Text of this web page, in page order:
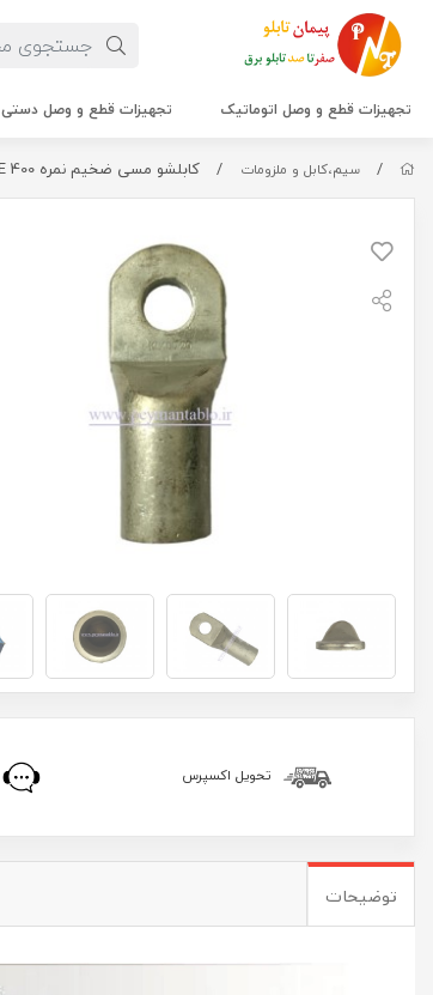
تجهیزات قطع و وصل اتوماتیک تجهیزات قطع و وصل دستی
/ سیم،کابل و ملزومات / کابلشو مسی ضخیم نمره 400 KLAUTE
تحویل اکسپرس
توضیحات